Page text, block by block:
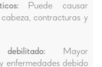
Puede causar
contracturas y
Mayor
enfermedades debido